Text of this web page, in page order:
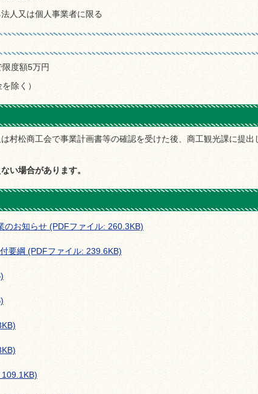
人又は個人事業者に限る
度額5万円
除く）
村松商工会で事業計画書等の確認を受けた後、商工観光課に提出
い場合があります。
のお知らせ (PDFファイル: 260.3KB)
要綱 (PDFファイル: 239.6KB)